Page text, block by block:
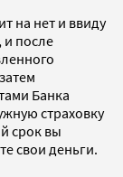
на нет и ввиду
после
Банка
страховку
срок вы
свои деньги.